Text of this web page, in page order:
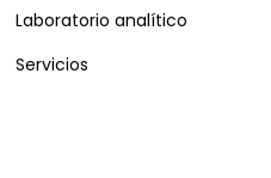
Laboratorio analítico
Servicios